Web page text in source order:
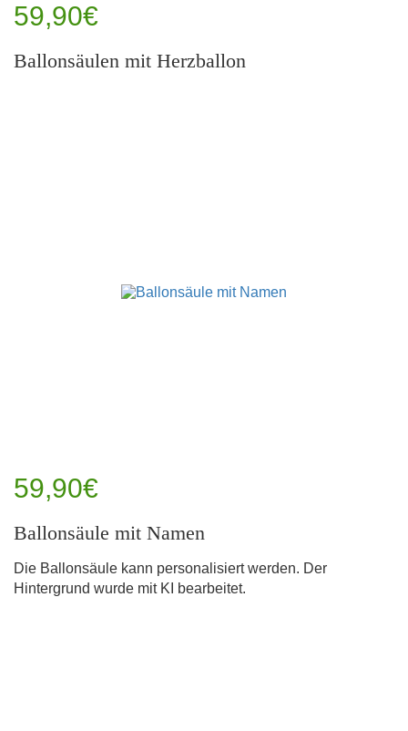
59,90€
Ballonsäulen mit Herzballon
59,90€
Ballonsäule mit Namen
Die Ballonsäule kann personalisiert werden. Der
Hintergrund wurde mit KI bearbeitet.